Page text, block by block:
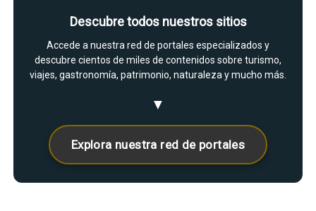
Descubre todos nuestros sitios
Accede a nuestra red de portales especializados y
descubre cientos de miles de contenidos sobre turismo,
viajes, gastronomía, patrimonio, naturaleza y mucho más.
▼
Explora nuestra red de portales